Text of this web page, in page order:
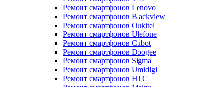
Ремонт смартфонов Lenovo
Ремонт смартфонов Blackview
Ремонт смартфонов Oukitel
Ремонт смартфонов Ulefone
Ремонт смартфонов Cubot
Ремонт смартфонов Doogee
Ремонт смартфонов Sigma
Ремонт смартфонов Umidigi
Ремонт смартфонов HTC